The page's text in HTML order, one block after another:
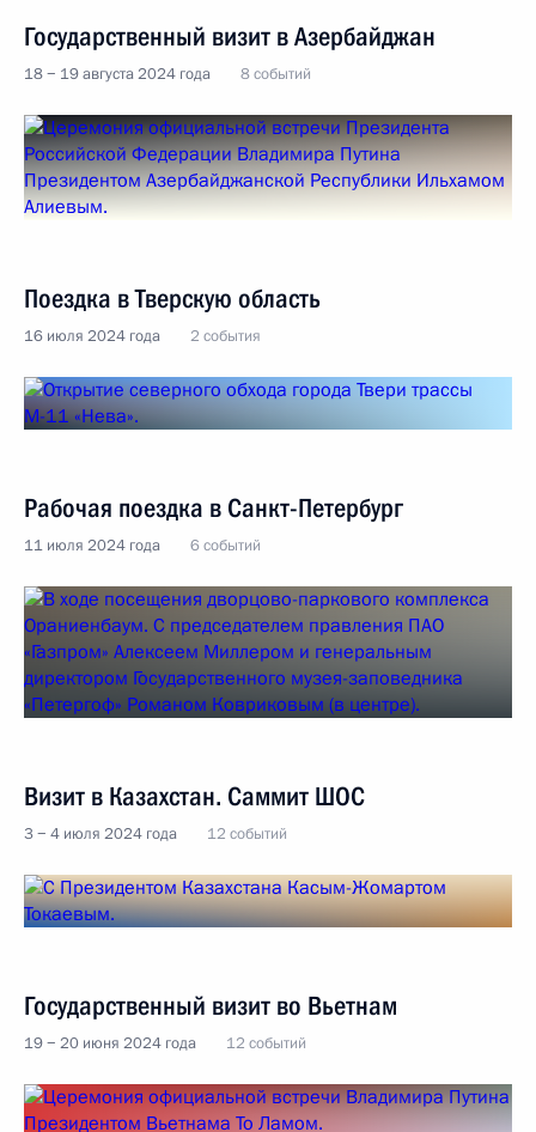
Государственный визит в Азербайджан
18 − 19 августа 2024 года 8 событий
Поездка в Тверскую область
16 июля 2024 года 2 события
Рабочая поездка в Санкт-Петербург
11 июля 2024 года 6 событий
Визит в Казахстан. Саммит ШОС
3 − 4 июля 2024 года 12 событий
Государственный визит во Вьетнам
19 − 20 июня 2024 года 12 событий